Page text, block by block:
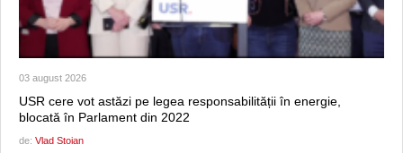
03 august 2026
USR cere vot astăzi pe legea responsabilității în energie,
blocată în Parlament din 2022
de: Vlad Stoian